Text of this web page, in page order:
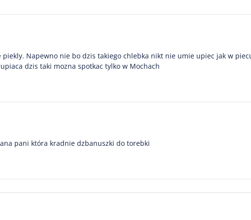
piekly. Napewno nie bo dzis takiego chlebka nikt nie umie upiec jak w
dzis taki mozna spotkac tylko w Mochach
pani która kradnie dzbanuszki do torebki